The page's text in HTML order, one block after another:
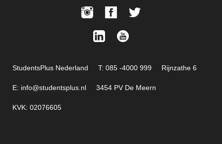
StudentsPlus Nederland T: 085 -4000 999 Rijnzathe 6
E: info@studentsplus.nl 3454 PV De Meern
KVK: 02076605